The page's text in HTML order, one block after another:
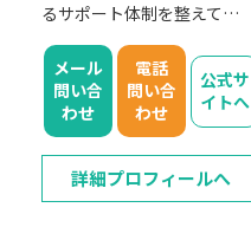
るサポート体制を整えて…
メール
問い合
わせ
電話
問い合
わせ
公式サ
イトへ
詳細プロフィールへ